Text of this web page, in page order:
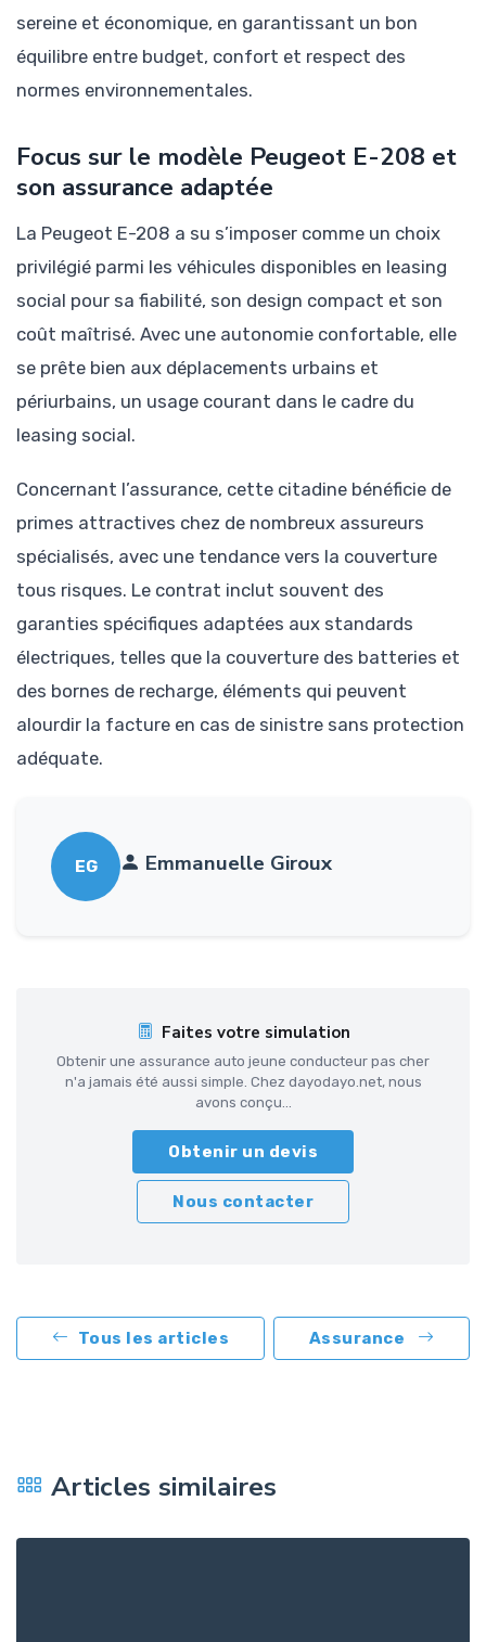
sereine et économique, en garantissant un bon
équilibre entre budget, confort et respect des
normes environnementales.
Focus sur le modèle Peugeot E-208 et
son assurance adaptée
La Peugeot E-208 a su s’imposer comme un choix
privilégié parmi les véhicules disponibles en leasing
social pour sa fiabilité, son design compact et son
coût maîtrisé. Avec une autonomie confortable, elle
se prête bien aux déplacements urbains et
périurbains, un usage courant dans le cadre du
leasing social.
Concernant l’assurance, cette citadine bénéficie de
primes attractives chez de nombreux assureurs
spécialisés, avec une tendance vers la couverture
tous risques. Le contrat inclut souvent des
garanties spécifiques adaptées aux standards
électriques, telles que la couverture des batteries et
des bornes de recharge, éléments qui peuvent
alourdir la facture en cas de sinistre sans protection
adéquate.
EG Emmanuelle Giroux
Faites votre simulation
Obtenir une assurance auto jeune conducteur pas cher
n'a jamais été aussi simple. Chez dayodayo.net, nous
avons conçu...
Obtenir un devis
Nous contacter
Tous les articles Assurance
Articles similaires